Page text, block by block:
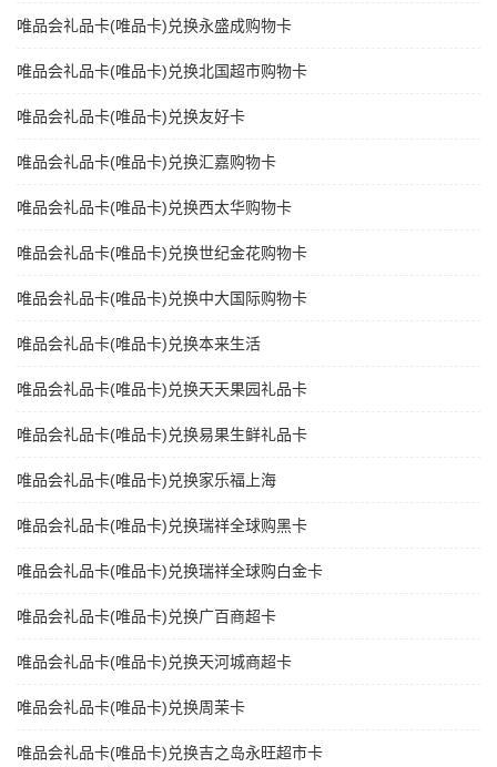
唯品会礼品卡(唯品卡)兑换永盛成购物卡
唯品会礼品卡(唯品卡)兑换北国超市购物卡
唯品会礼品卡(唯品卡)兑换友好卡
唯品会礼品卡(唯品卡)兑换汇嘉购物卡
唯品会礼品卡(唯品卡)兑换西太华购物卡
唯品会礼品卡(唯品卡)兑换世纪金花购物卡
唯品会礼品卡(唯品卡)兑换中大国际购物卡
唯品会礼品卡(唯品卡)兑换本来生活
唯品会礼品卡(唯品卡)兑换天天果园礼品卡
唯品会礼品卡(唯品卡)兑换易果生鲜礼品卡
唯品会礼品卡(唯品卡)兑换家乐福上海
唯品会礼品卡(唯品卡)兑换瑞祥全球购黑卡
唯品会礼品卡(唯品卡)兑换瑞祥全球购白金卡
唯品会礼品卡(唯品卡)兑换广百商超卡
唯品会礼品卡(唯品卡)兑换天河城商超卡
唯品会礼品卡(唯品卡)兑换周茉卡
唯品会礼品卡(唯品卡)兑换吉之岛永旺超市卡